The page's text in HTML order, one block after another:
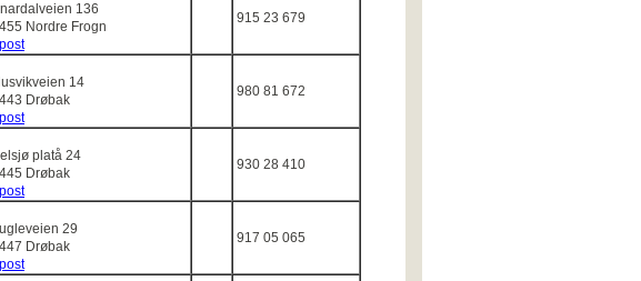
136
Nordre Frogn
915 23 679
14
Drøbak
980 81 672
platå 24
Drøbak
930 28 410
29
Drøbak
917 05 065